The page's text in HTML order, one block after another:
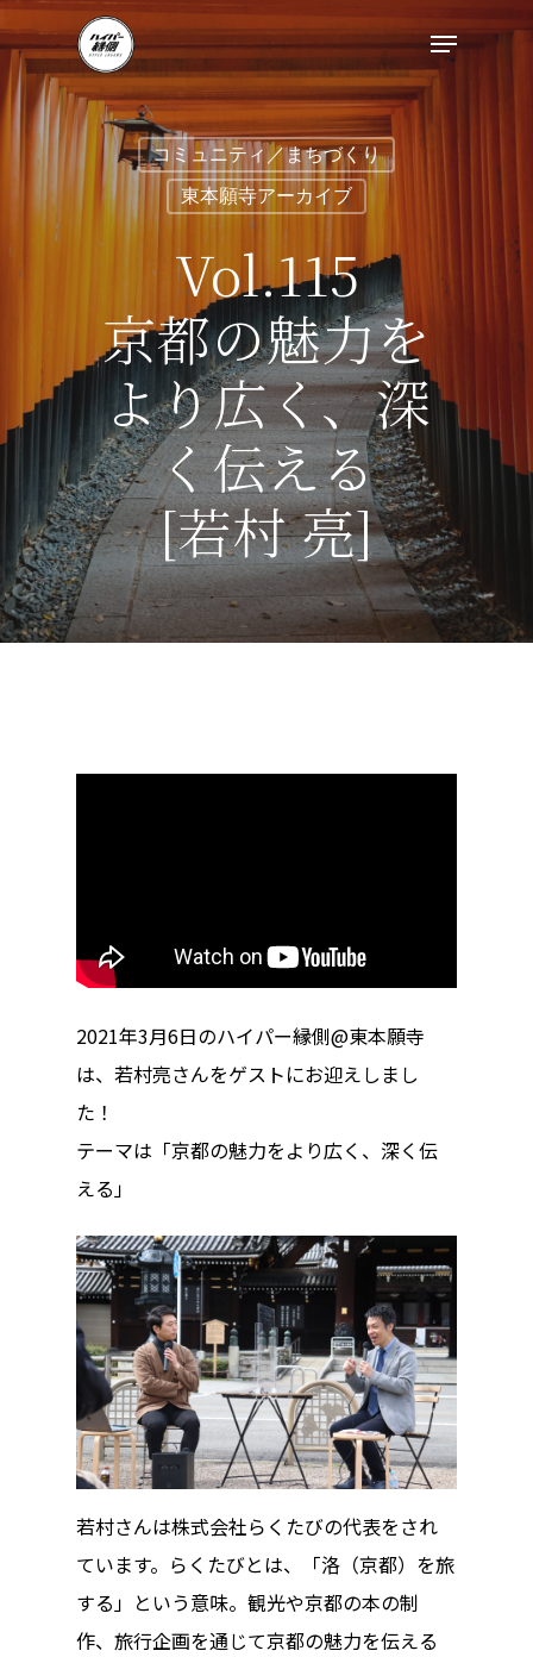
コミュニティ／まちづくり
東本願寺アーカイブ
Vol.115
京都の魅力を
より広く、深
く伝える
[若村 亮]
2021年3月6日のハイパー縁側@東本願寺
は、若村亮さんをゲストにお迎えしまし
た！
テーマは「京都の魅力をより広く、深く伝
える」
若村さんは株式会社らくたびの代表をされ
ています。らくたびとは、「洛（京都）を旅
する」という意味。観光や京都の本の制
作、旅行企画を通じて京都の魅力を伝える